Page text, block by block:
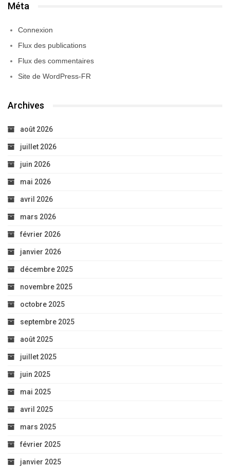
Méta
Connexion
Flux des publications
Flux des commentaires
Site de WordPress-FR
Archives
août 2026
juillet 2026
juin 2026
mai 2026
avril 2026
mars 2026
février 2026
janvier 2026
décembre 2025
novembre 2025
octobre 2025
septembre 2025
août 2025
juillet 2025
juin 2025
mai 2025
avril 2025
mars 2025
février 2025
janvier 2025